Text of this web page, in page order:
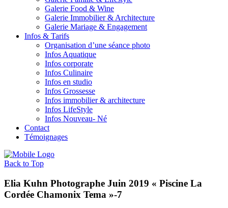
Galerie Food & Wine
Galerie Immobilier & Architecture
Galerie Mariage & Engagement
Infos & Tarifs
Organisation d’une séance photo
Infos Aquatique
Infos corporate
Infos Culinaire
Infos en studio
Infos Grossesse
Infos immobilier & architecture
Infos LifeStyle
Infos Nouveau- Né
Contact
Témoignages
Back to Top
Elia Kuhn Photographe Juin 2019 « Piscine La
Cordée Chamonix Tema »-7